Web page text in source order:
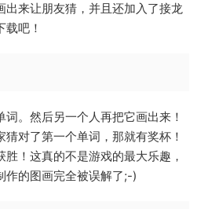
出来让朋友猜，并且还加入了接龙
吧！
。然后另一个人再把它画出来！
对了第一个单词，那就有奖杯！
！这真的不是游戏的最大乐趣，
作的图画完全被误解了;-)